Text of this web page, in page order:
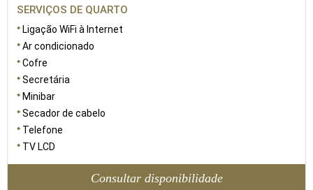
SERVIÇOS DE QUARTO
Ligação WiFi à Internet
Ar condicionado
Cofre
Secretária
Minibar
Secador de cabelo
Telefone
TV LCD
Consultar disponibilidade